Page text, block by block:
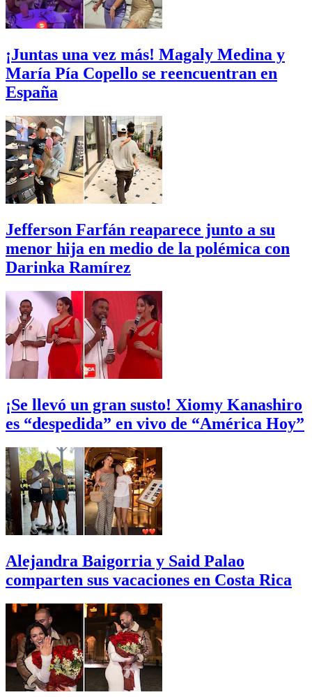
¡Juntas una vez más! Magaly Medina y
María Pía Copello se reencuentran en
España
Jefferson Farfán reaparece junto a su
menor hija en medio de la polémica con
Darinka Ramírez
¡Se llevó un gran susto! Xiomy Kanashiro
es “despedida” en vivo de “América Hoy”
Alejandra Baigorria y Said Palao
comparten sus vacaciones en Costa Rica